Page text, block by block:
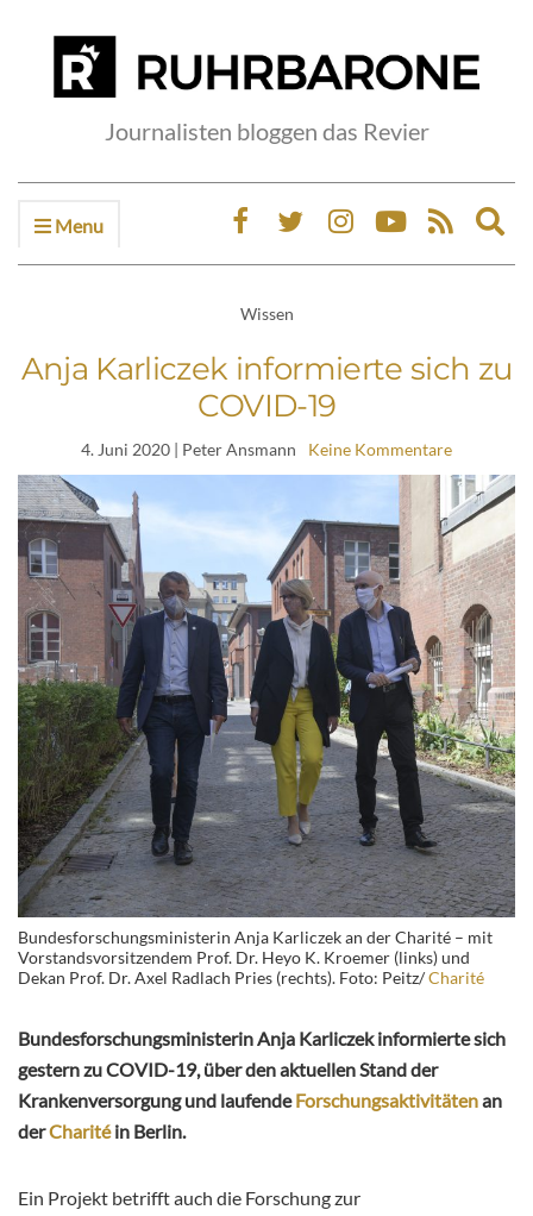
Journalisten bloggen das Revier
Menu
Wissen
Anja Karliczek informierte sich zu
COVID-19
4. Juni 2020 | Peter Ansmann Keine Kommentare
Bundesforschungsministerin Anja Karliczek an der Charité – mit
Vorstandsvorsitzendem Prof. Dr. Heyo K. Kroemer (links) und
Dekan Prof. Dr. Axel Radlach Pries (rechts). Foto: Peitz/Charité
Bundesforschungsministerin Anja Karliczek informierte sich
gestern zu COVID-19, über den aktuellen Stand der
Krankenversorgung und laufendeForschungsaktivitätenan
derCharitéin Berlin.
Ein Projekt betrifft auch die Forschung zur